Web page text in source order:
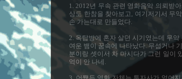
1. 2012년 무속 관련 영화음악 의뢰받
상도 한참을 찾아보고, 여기저기서 무
손 가는대로 만들었다.
2. 옥탑방에 혼자 살던 시기였는데 무
여운 뱀이 꿈속에 나타났다. 무섭거나
분이랑 셋이서 차 마시다가 그런 일이
억이 안 나네.